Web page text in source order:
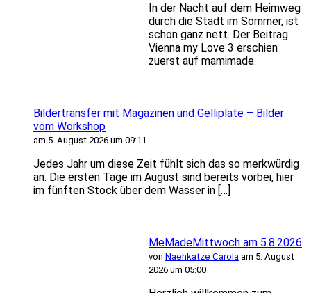
In der Nacht auf dem Heimweg
durch die Stadt im Sommer, ist
schon ganz nett. Der Beitrag
Vienna my Love 3 erschien
zuerst auf mamimade.
Bildertransfer mit Magazinen und Gelliplate – Bilder
vom Workshop
am 5. August 2026 um 09:11
Jedes Jahr um diese Zeit fühlt sich das so merkwürdig
an. Die ersten Tage im August sind bereits vorbei, hier
im fünften Stock über dem Wasser in […]
MeMadeMittwoch am 5.8.2026
von Naehkatze Carola am 5. August
2026 um 05:00